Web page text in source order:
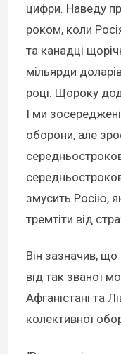
цифри. Наведу
роком, коли
та канадці
мільярди
році. Щороку
І ми
оборони, але
змусить Росію,
тремтіти від
Він зазначив,
від так званої
Афганістані та
колективної